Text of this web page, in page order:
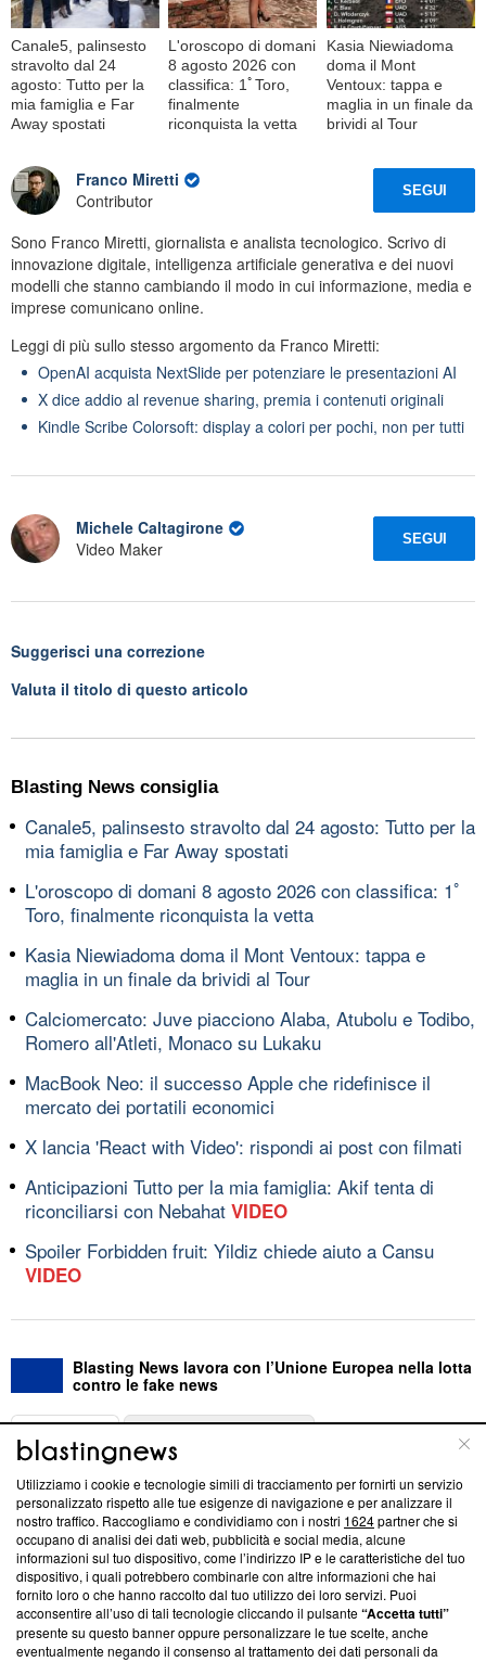
Canale5, palinsesto
stravolto dal 24
agosto: Tutto per la
mia famiglia e Far
Away spostati
L'oroscopo di domani
8 agosto 2026 con
classifica: 1ﾟToro,
finalmente
riconquista la vetta
Kasia Niewiadoma
doma il Mont
Ventoux: tappa e
maglia in un finale da
brividi al Tour
Franco Miretti
Contributor
SEGUI
Sono Franco Miretti, giornalista e analista tecnologico. Scrivo di
innovazione digitale, intelligenza artificiale generativa e dei nuovi
modelli che stanno cambiando il modo in cui informazione, media e
imprese comunicano online.
Leggi di più sullo stesso argomento da Franco Miretti:
OpenAI acquista NextSlide per potenziare le presentazioni AI
X dice addio al revenue sharing, premia i contenuti originali
Kindle Scribe Colorsoft: display a colori per pochi, non per tutti
Michele Caltagirone
Video Maker
SEGUI
Suggerisci una correzione
Valuta il titolo di questo articolo
Blasting News consiglia
Canale5, palinsesto stravolto dal 24 agosto: Tutto per la
mia famiglia e Far Away spostati
L'oroscopo di domani 8 agosto 2026 con classifica: 1ﾟ
Toro, finalmente riconquista la vetta
Kasia Niewiadoma doma il Mont Ventoux: tappa e
maglia in un finale da brividi al Tour
Calciomercato: Juve piacciono Alaba, Atubolu e Todibo,
Romero all'Atleti, Monaco su Lukaku
MacBook Neo: il successo Apple che ridefinisce il
mercato dei portatili economici
X lancia 'React with Video': rispondi ai post con filmati
Anticipazioni Tutto per la mia famiglia: Akif tenta di
riconciliarsi con Nebahat VIDEO
Spoiler Forbidden fruit: Yildiz chiede aiuto a Cansu
VIDEO
Blasting News lavora con l’Unione Europea nella lotta
contro le fake news
ABOUT
Questa sezione offre informazioni trasparenti su Blasting
News, sui nostri processi editoriali e su come ci impegniamo a
creare news di qualità. Inoltre, afferma la nostra aderenza a
‘Trust Project - News with Integrity’Blasting News non è
ancora membro del programma, ma ha richiesto di farne
parte; Trust Project non ha ancora effettuato una verifica di
conformità agli standard.
Utilizziamo i cookie e tecnologie simili di tracciamento per fornirti un servizio
personalizzato rispetto alle tue esigenze di navigazione e per analizzare il
nostro traffico. Raccogliamo e condividiamo con i nostri 1624partner che si
occupano di analisi dei dati web, pubblicità e social media, alcune
informazioni sul tuo dispositivo, come l’indirizzo IP e le caratteristiche del tuo
dispositivo, i quali potrebbero combinarle con altre informazioni che hai
fornito loro o che hanno raccolto dal tuo utilizzo dei loro servizi. Puoi
acconsentire all’uso di tali tecnologie cliccando il pulsante“Accetta tutti”
presente su questo banner oppure personalizzare le tue scelte, anche
eventualmente negando il consenso al trattamento dei dati personali da